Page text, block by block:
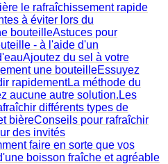
le rafraîchissement rapide
à éviter lors du
bouteilleAstuces pour
- à l'aide d'un
Ajoutez du sel à votre
une bouteilleEssuyez
rapidementLa méthode du
aucune autre solution. Les
différents types de
bièreConseils pour rafraîchir
des invités
faire en sorte que vos
boisson fraîche et agréable